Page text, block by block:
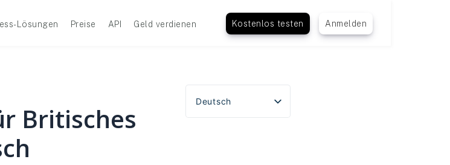
Lösungen Preise API Geld verdienen Kostenlos testen Anmelden
Britisches
Deutsch
English